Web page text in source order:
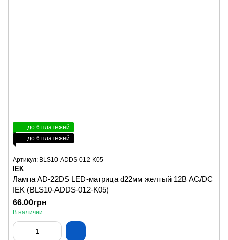
до 6 платежей
до 6 платежей
Артикул: BLS10-ADDS-012-K05
IEK
Лампа AD-22DS LED-матрица d22мм желтый 12В AC/DC
IEK (BLS10-ADDS-012-K05)
66.00грн
В наличии